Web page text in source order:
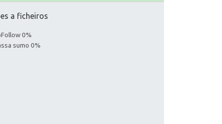
a ficheiros
0%
sumo 0%